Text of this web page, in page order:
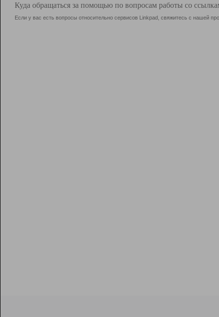
Куда обращаться за помощью по вопросам работы со
Если у вас есть вопросы относительно сервисов Linkpad, свяжитесь с нашей